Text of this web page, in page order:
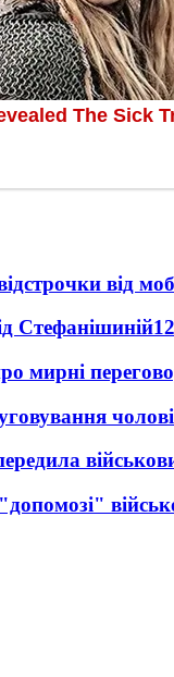
від
Стефанішиній
мирні